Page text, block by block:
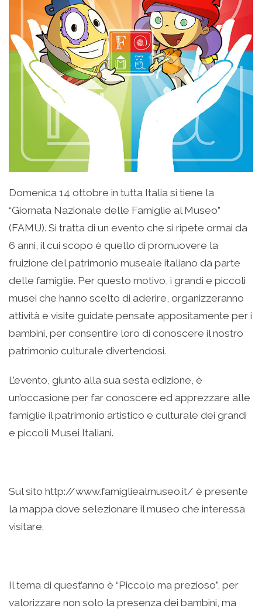
Domenica 14 ottobre in tutta Italia si tiene la
“Giornata Nazionale delle Famiglie al Museo”
(FAMU). Si tratta di un evento che si ripete ormai da
6 anni, il cui scopo è quello di promuovere la
fruizione del patrimonio museale italiano da parte
delle famiglie. Per questo motivo, i grandi e piccoli
musei che hanno scelto di aderire, organizzeranno
attività e visite guidate pensate appositamente per i
bambini, per consentire loro di conoscere il nostro
patrimonio culturale divertendosi.
L’evento, giunto alla sua sesta edizione, è
un’occasione per far conoscere ed apprezzare alle
famiglie il patrimonio artistico e culturale dei grandi
e piccoli Musei Italiani.
Sul sito http://www.famigliealmuseo.it/ è presente
la mappa dove selezionare il museo che interessa
visitare.
Il tema di quest’anno è “Piccolo ma prezioso”, per
valorizzare non solo la presenza dei bambini, ma